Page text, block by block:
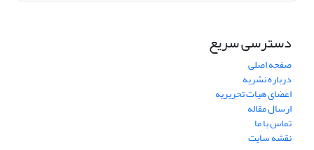
دسترسی سریع
صفحه اصلی
درباره نشریه
اعضای هیات تحریریه
ارسال مقاله
تماس با ما
نقشه سایت